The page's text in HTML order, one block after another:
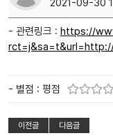
2021-09-30
- 관련링크 : https://
- 별점 : 평점
이전글 다음글